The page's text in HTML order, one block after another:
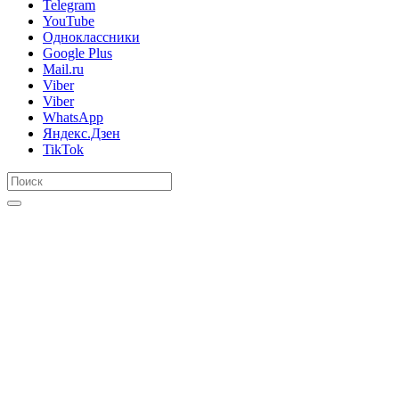
Telegram
YouTube
Одноклассники
Google Plus
Mail.ru
Viber
Viber
WhatsApp
Яндекс.Дзен
TikTok